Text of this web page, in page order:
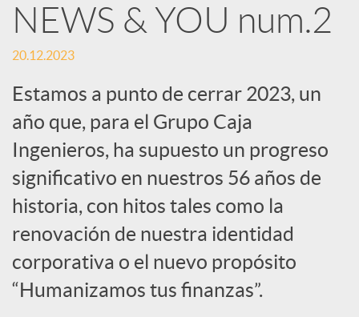
b
l
i
c
a
d
NEWS & YOU num.2
20.12.2023
Estamos a punto de cerrar 2023, un
año que, para el Grupo Caja
Ingenieros, ha supuesto un progreso
significativo en nuestros 56 años de
historia, con hitos tales como la
renovación de nuestra identidad
corporativa o el nuevo propósito
“Humanizamos tus finanzas”.